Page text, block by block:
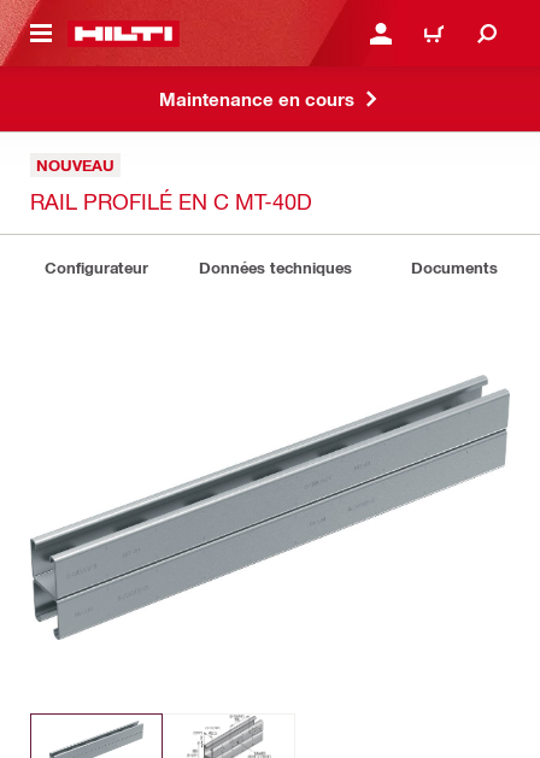
CONTENT CONNEXION OU
PANIER
Maintenance en cours
NOUVEAU
RAIL PROFILÉ EN C MT-40D
Configurateur Données techniques Documents